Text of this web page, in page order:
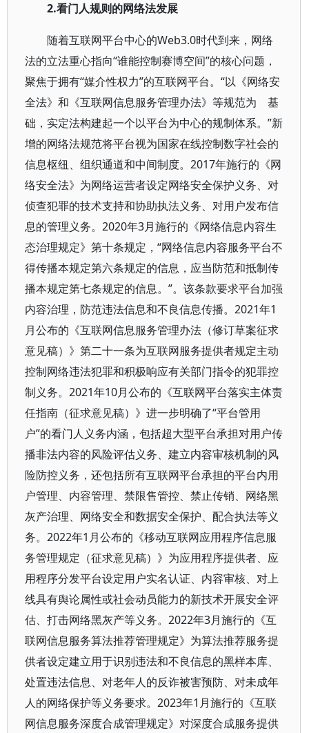
2.看门人规则的网络法发展
随着互联网平台中心的Web3.0时代到来，网络
法的立法重心指向“谁能控制赛博空间”的核心问题，
聚焦于拥有“媒介性权力”的互联网平台。“以《网络安
全法》和《互联网信息服务管理办法》等规范为 基
础，实定法构建起一个以平台为中心的规制体系。”新
增的网络法规范将平台视为国家在线控制数字社会的
信息枢纽、组织通道和中间制度。2017年施行的《网
络安全法》为网络运营者设定网络安全保护义务、对
侦查犯罪的技术支持和协助执法义务、对用户发布信
息的管理义务。2020年3月施行的《网络信息内容生
态治理规定》第十条规定，“网络信息内容服务平台不
得传播本规定第六条规定的信息，应当防范和抵制传
播本规定第七条规定的信息。”。该条款要求平台加强
内容治理，防范违法信息和不良信息传播。2021年1
月公布的《互联网信息服务管理办法（修订草案征求
意见稿）》第二十一条为互联网服务提供者规定主动
控制网络违法犯罪和积极响应有关部门指令的犯罪控
制义务。2021年10月公布的《互联网平台落实主体责
任指南（征求意见稿）》进一步明确了“平台管用
户”的看门人义务内涵，包括超大型平台承担对用户传
播非法内容的风险评估义务、建立内容审核机制的风
险防控义务，还包括所有互联网平台承担的平台内用
户管理、内容管理、禁限售管控、禁止传销、网络黑
灰产治理、网络安全和数据安全保护、配合执法等义
务。2022年1月公布的《移动互联网应用程序信息服
务管理规定（征求意见稿）》为应用程序提供者、应
用程序分发平台设定用户实名认证、内容审核、对上
线具有舆论属性或社会动员能力的新技术开展安全评
估、打击网络黑灰产等义务。2022年3月施行的《互
联网信息服务算法推荐管理规定》为算法推荐服务提
供者设定建立用于识别违法和不良信息的黑样本库、
处置违法信息、对老年人的反诈被害预防、对未成年
人的网络保护等义务要求。2023年1月施行的《互联
网信息服务深度合成管理规定》对深度合成服务提供